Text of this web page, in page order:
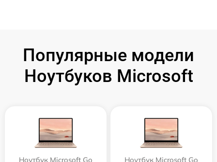
Популярные модели
Ноутбуков Microsoft
Ноутбук Microsoft Go
Ноутбук Microsoft Go